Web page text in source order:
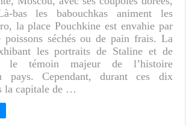
bas les babouchkas animent les
la place Pouchkine est envahie par
poissons séchés ou de pain frais. La
les portraits de Staline et de
le témoin majeur de l’histoire
pays. Cependant, durant ces dix
la capitale de …